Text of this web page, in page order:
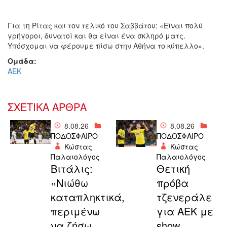
Για τη Ρίτας και τον τελικό του Σαββάτου: «Είναι πολύ
γρήγοροι, δυνατοί και θα είναι ένα σκληρό ματς.
Υπόσχομαι να φέρουμε πίσω στην Αθήνα το κύπελλο».
Ομάδα:
ΑΕΚ
ΣΧΕΤΙΚΑ ΑΡΘΡΑ
8.08.26
ΠΟΔΟΣΦΑΙΡΟ
Κώστας
Παλαιολόγος
Βιτάλις:
«Νιώθω
καταπληκτικά,
περιμένω
8.08.26
ΠΟΔΟΣΦΑΙΡΟ
Κώστας
Παλαιολόγος
Θετική
πρόβα
τζενεράλε
για ΑΕΚ με